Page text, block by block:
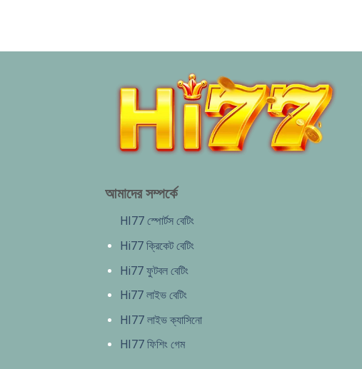
আমাদের সম্পর্কে
HI77 স্পোর্টস বেটিং
Hi77 ক্রিকেট বেটিং
Hi77 ফুটবল বেটিং
Hi77 লাইভ বেটিং
HI77 লাইভ ক্যাসিনো
HI77 ফিশিং গেম